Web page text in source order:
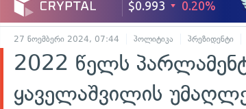
27 ნოემბერი 2024, 07:44 პოლიტიკა პრეზიდენტი
2022 წელს
ყაველაშვილის